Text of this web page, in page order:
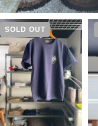
SOLD OUT